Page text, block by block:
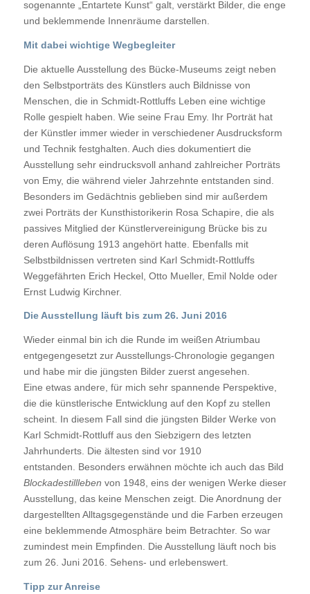
sogenannte „Entartete Kunst“ galt, verstärkt Bilder, die enge
und beklemmende Innenräume darstellen.
Mit dabei wichtige Wegbegleiter
Die aktuelle Ausstellung des Bücke-Museums zeigt neben
den Selbstporträts des Künstlers auch Bildnisse von
Menschen, die in Schmidt-Rottluffs Leben eine wichtige
Rolle gespielt haben. Wie seine Frau Emy. Ihr Porträt hat
der Künstler immer wieder in verschiedener Ausdrucksform
und Technik festghalten. Auch dies dokumentiert die
Ausstellung sehr eindrucksvoll anhand zahlreicher Porträts
von Emy, die während vieler Jahrzehnte entstanden sind.
Besonders im Gedächtnis geblieben sind mir außerdem
zwei Porträts der Kunsthistorikerin Rosa Schapire, die als
passives Mitglied der Künstlervereinigung Brücke bis zu
deren Auflösung 1913 angehört hatte. Ebenfalls mit
Selbstbildnissen vertreten sind Karl Schmidt-Rottluffs
Weggefährten Erich Heckel, Otto Mueller, Emil Nolde oder
Ernst Ludwig Kirchner.
Die Ausstellung läuft bis zum 26. Juni 2016
Wieder einmal bin ich die Runde im weißen Atriumbau
entgegengesetzt zur Ausstellungs-Chronologie gegangen
und habe mir die jüngsten Bilder zuerst angesehen.
Eine etwas andere, für mich sehr spannende Perspektive,
die die künstlerische Entwicklung auf den Kopf zu stellen
scheint. In diesem Fall sind die jüngsten Bilder Werke von
Karl Schmidt-Rottluff aus den Siebzigern des letzten
Jahrhunderts. Die ältesten sind vor 1910
entstanden. Besonders erwähnen möchte ich auch das Bild
Blockadestillleben von 1948, eins der wenigen Werke dieser
Ausstellung, das keine Menschen zeigt. Die Anordnung der
dargestellten Alltagsgegenstände und die Farben erzeugen
eine beklemmende Atmosphäre beim Betrachter. So war
zumindest mein Empfinden. Die Ausstellung läuft noch bis
zum 26. Juni 2016. Sehens- und erlebenswert.
Tipp zur Anreise